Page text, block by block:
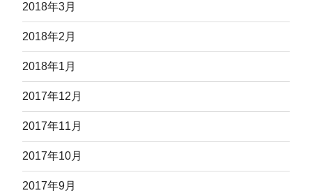
2018年3月
2018年2月
2018年1月
2017年12月
2017年11月
2017年10月
2017年9月